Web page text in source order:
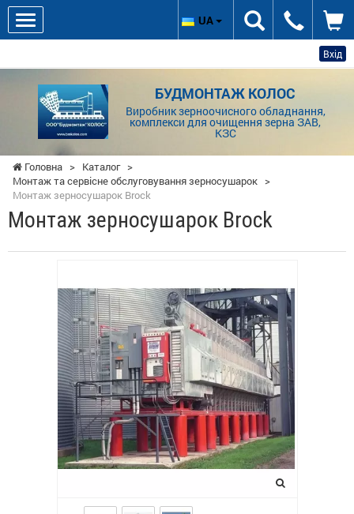
Вхід
БУДМОНТАЖ КОЛОС
Виробник зерноочисного обладнання,
комплекси для очищення зерна ЗАВ,
КЗС
UA
Головна > Каталог >
Монтаж та сервісне обслуговування зерносушарок >
Монтаж зерносушарок Brock
Монтаж зерносушарок Brock